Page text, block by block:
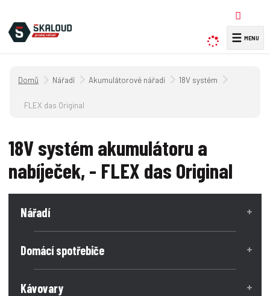
y
l
☰
Úvodní strana
Nářadí Akumulátorové nářadí 18V systém
FLEX das Original
18V systém akumulátoru a
nabíječek, - FLEX das Original
Nářadí
Domácí spotřebiče
Kávovary